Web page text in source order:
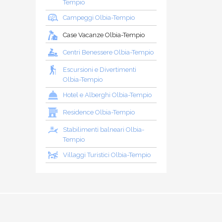
Tempio
Campeggi Olbia-Tempio
Case Vacanze Olbia-Tempio
Centri Benessere Olbia-Tempio
Escursioni e Divertimenti
Olbia-Tempio
Hotel e Alberghi Olbia-Tempio
Residence Olbia-Tempio
Stabilimenti balneari Olbia-
Tempio
Villaggi Turistici Olbia-Tempio